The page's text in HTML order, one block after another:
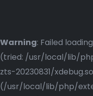
Warning: Failed
(tried: /usr/local/lib/
zts-20230831/xdebug.so
(/usr/local/lib/php/